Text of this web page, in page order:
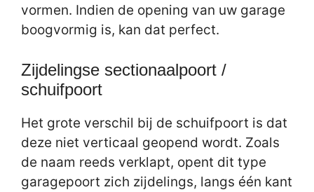
vormen. Indien de opening van uw garage
boogvormig is, kan dat perfect.
Zijdelingse sectionaalpoort /
schuifpoort
Het grote verschil bij de schuifpoort is dat
deze niet verticaal geopend wordt. Zoals
de naam reeds verklapt, opent dit type
garagepoort zich zijdelings, langs één kant